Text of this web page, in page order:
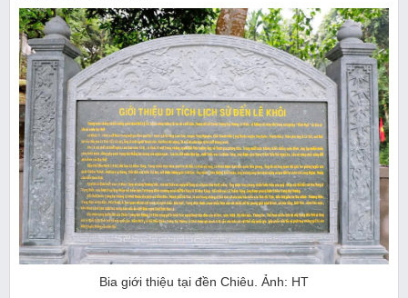
Bia giới thiệu tại đền Chiêu. Ảnh: HT